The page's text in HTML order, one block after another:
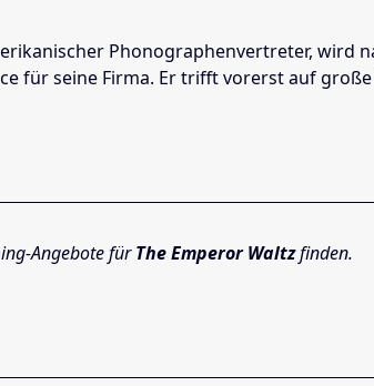
Phonographenvertreter, wird
für seine Firma. Er trifft vorerst auf
Angebote fürThe Emperor Waltzfinden.